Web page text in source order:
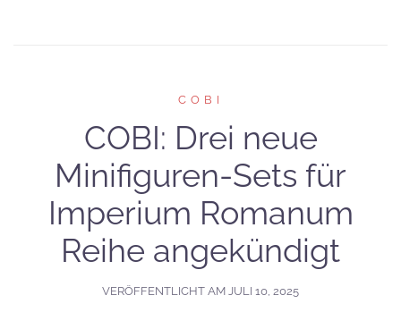
COBI
COBI: Drei neue
Minifiguren-Sets für
Imperium Romanum
Reihe angekündigt
VERÖFFENTLICHT AM JULI 10, 2025